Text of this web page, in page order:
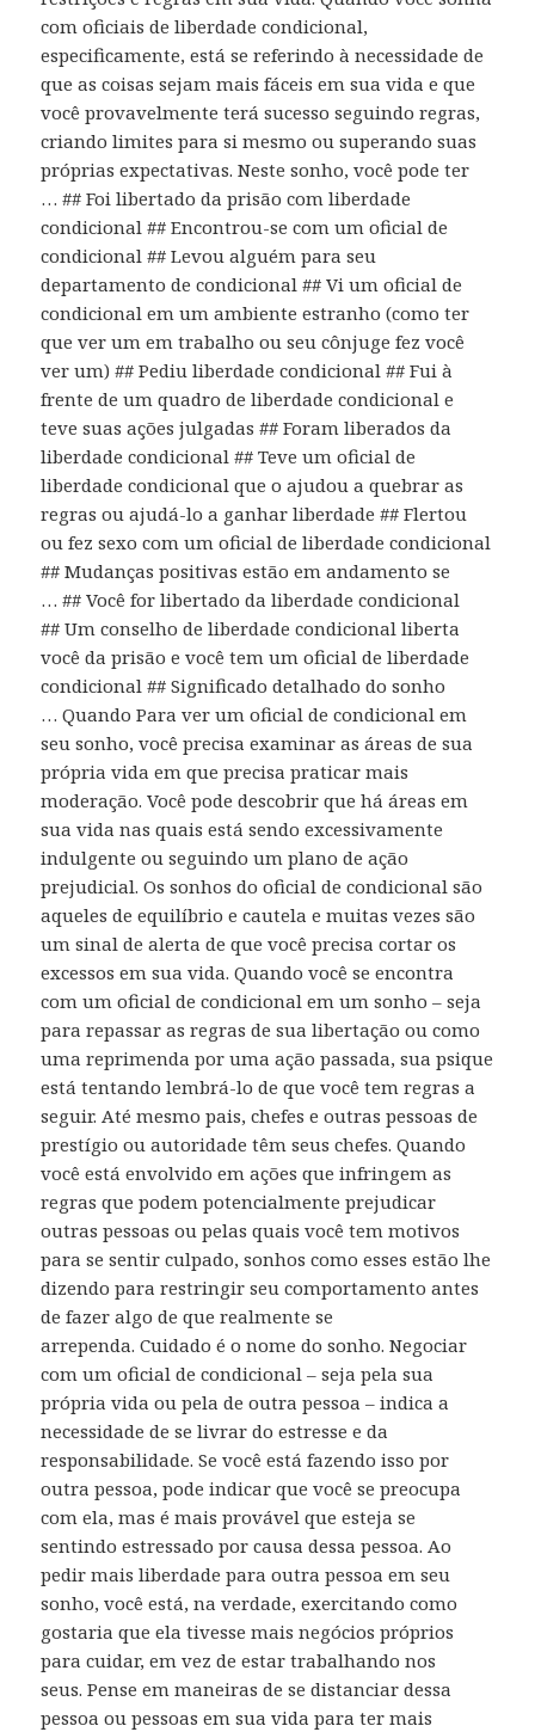
com oficiais de liberdade condicional,
especificamente, está se referindo à necessidade de
que as coisas sejam mais fáceis em sua vida e que
você provavelmente terá sucesso seguindo regras,
criando limites para si mesmo ou superando suas
próprias expectativas. Neste sonho, você pode ter
… ## Foi libertado da prisão com liberdade
condicional ## Encontrou-se com um oficial de
condicional ## Levou alguém para seu
departamento de condicional ## Vi um oficial de
condicional em um ambiente estranho (como ter
que ver um em trabalho ou seu cônjuge fez você
ver um) ## Pediu liberdade condicional ## Fui à
frente de um quadro de liberdade condicional e
teve suas ações julgadas ## Foram liberados da
liberdade condicional ## Teve um oficial de
liberdade condicional que o ajudou a quebrar as
regras ou ajudá-lo a ganhar liberdade ## Flertou
ou fez sexo com um oficial de liberdade condicional
## Mudanças positivas estão em andamento se
… ## Você for libertado da liberdade condicional
## Um conselho de liberdade condicional liberta
você da prisão e você tem um oficial de liberdade
condicional ## Significado detalhado do sonho
… Quando Para ver um oficial de condicional em
seu sonho, você precisa examinar as áreas de sua
própria vida em que precisa praticar mais
moderação. Você pode descobrir que há áreas em
sua vida nas quais está sendo excessivamente
indulgente ou seguindo um plano de ação
prejudicial. Os sonhos do oficial de condicional são
aqueles de equilíbrio e cautela e muitas vezes são
um sinal de alerta de que você precisa cortar os
excessos em sua vida. Quando você se encontra
com um oficial de condicional em um sonho – seja
para repassar as regras de sua libertação ou como
uma reprimenda por uma ação passada, sua psique
está tentando lembrá-lo de que você tem regras a
seguir. Até mesmo pais, chefes e outras pessoas de
prestígio ou autoridade têm seus chefes. Quando
você está envolvido em ações que infringem as
regras que podem potencialmente prejudicar
outras pessoas ou pelas quais você tem motivos
para se sentir culpado, sonhos como esses estão lhe
dizendo para restringir seu comportamento antes
de fazer algo de que realmente se
arrependa. Cuidado é o nome do sonho. Negociar
com um oficial de condicional – seja pela sua
própria vida ou pela de outra pessoa – indica a
necessidade de se livrar do estresse e da
responsabilidade. Se você está fazendo isso por
outra pessoa, pode indicar que você se preocupa
com ela, mas é mais provável que esteja se
sentindo estressado por causa dessa pessoa. Ao
pedir mais liberdade para outra pessoa em seu
sonho, você está, na verdade, exercitando como
gostaria que ela tivesse mais negócios próprios
para cuidar, em vez de estar trabalhando nos
seus. Pense em maneiras de se distanciar dessa
pessoa ou pessoas em sua vida para ter mais